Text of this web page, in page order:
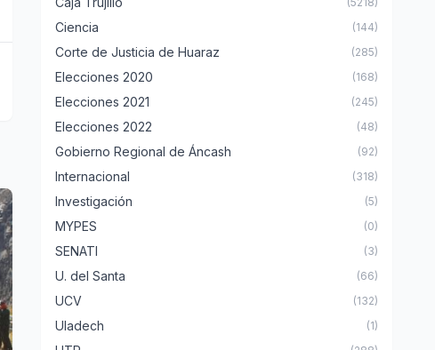
Ciencia (144)
Corte de Justicia de Huaraz (285)
Elecciones 2020 (168)
Elecciones 2021 (245)
Elecciones 2022 (48)
Gobierno Regional de Áncash (92)
Internacional (318)
Investigación (5)
MYPES (0)
SENATI (3)
U. del Santa (66)
UCV (132)
Uladech (1)